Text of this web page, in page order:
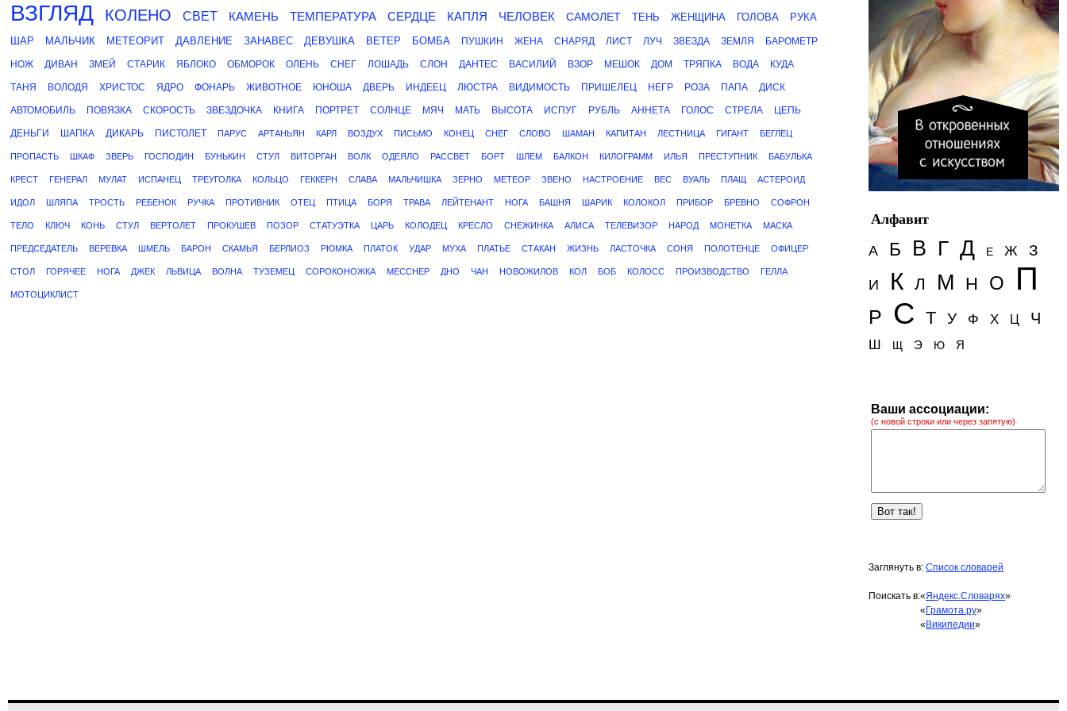
ВЗГЛЯД КОЛЕНО СВЕТ КАМЕНЬ ТЕМПЕРАТУРА СЕРДЦЕ КАПЛЯ ЧЕЛОВЕК САМОЛЕТ ТЕНЬ ЖЕНЩИНА ГОЛОВА
РУКА
ШАР
МАЛЬЧИК МЕТЕОРИТ ДАВЛЕНИЕ ЗАНАВЕС ДЕВУШКА ВЕТЕР БОМБА ПУШКИН ЖЕНА СНАРЯД ЛИСТ ЛУЧ ЗВЕЗДА ЗЕМЛЯ БАРОМЕТР
НОЖ ДИВАН ЗМЕЙ СТАРИК ЯБЛОКО ОБМОРОК ОЛЕНЬ СНЕГ ЛОШАДЬ СЛОН ДАНТЕС ВАСИЛИЙ ВЗОР МЕШОК ДОМ ТРЯПКА ВОДА КУДА
ТАНЯ ВОЛОДЯ ХРИСТОС ЯДРО ФОНАРЬ ЖИВОТНОЕ ЮНОША ДВЕРЬ ИНДЕЕЦ ЛЮСТРА ВИДИМОСТЬ ПРИШЕЛЕЦ НЕГР РОЗА ПАПА ДИСК
АВТОМОБИЛЬ ПОВЯЗКА СКОРОСТЬ ЗВЕЗДОЧКА КНИГА ПОРТРЕТ СОЛНЦЕ МЯЧ МАТЬ ВЫСОТА ИСПУГ РУБЛЬ АННЕТА ГОЛОС СТРЕЛА ЦЕПЬ
ДЕНЬГИ ШАПКА ДИКАРЬ ПИСТОЛЕТ ПАРУС АРТАНЬЯН КАРЛ ВОЗДУХ ПИСЬМО КОНЕЦ СНЕГ СЛОВО ШАМАН КАПИТАН ЛЕСТНИЦА ГИГАНТ БЕГЛЕЦ
ПРОПАСТЬ ШКАФ ЗВЕРЬ ГОСПОДИН БУНЬКИН СТУЛ ВИТОРГАН ВОЛК ОДЕЯЛО РАССВЕТ БОРТ ШЛЕМ БАЛКОН КИЛОГРАММ ИЛЬЯ ПРЕСТУПНИК БАБУЛЬКА
КРЕСТ ГЕНЕРАЛ МУЛАТ ИСПАНЕЦ ТРЕУГОЛКА КОЛЬЦО ГЕККЕРН СЛАВА МАЛЬЧИШКА ЗЕРНО МЕТЕОР ЗВЕНО НАСТРОЕНИЕ ВЕС ВУАЛЬ ПЛАЩ АСТЕРОИД
ИДОЛ ШЛЯПА ТРОСТЬ РЕБЕНОК РУЧКА ПРОТИВНИК ОТЕЦ ПТИЦА БОРЯ ТРАВА ЛЕЙТЕНАНТ НОГА БАШНЯ ШАРИК КОЛОКОЛ ПРИБОР БРЕВНО СОФРОН
ТЕЛО КЛЮЧ КОНЬ СТУЛ ВЕРТОЛЕТ ПРОКУШЕВ ПОЗОР СТАТУЭТКА ЦАРЬ КОЛОДЕЦ КРЕСЛО СНЕЖИНКА АЛИСА ТЕЛЕВИЗОР НАРОД МОНЕТКА МАСКА
ПРЕДСЕДАТЕЛЬ ВЕРЕВКА ШМЕЛЬ БАРОН СКАМЬЯ БЕРЛИОЗ РЮМКА ПЛАТОК УДАР МУХА ПЛАТЬЕ СТАКАН ЖИЗНЬ ЛАСТОЧКА СОНЯ ПОЛОТЕНЦЕ ОФИЦЕР
СТОЛ ГОРЯЧЕЕ НОГА ДЖЕК ЛЬВИЦА ВОЛНА ТУЗЕМЕЦ СОРОКОНОЖКА МЕССНЕР ДНО ЧАН НОВОЖИЛОВ КОЛ БОБ КОЛОСС ПРОИЗВОДСТВО ГЕЛЛА
МОТОЦИКЛИСТ
Алфавит
А
Б В Г Д Е Ж З
И К Л М Н О П
Р С Т У Ф Х Ц Ч
Ш Щ Э Ю Я
Ваши ассоциации:
(с новой строки или через запятую)
Заглянуть в: Список словарей
Поискать в:«Яндекс.Словарях»
« Грамота.ру»
« Википедии»